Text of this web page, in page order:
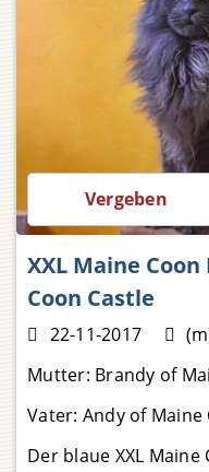
Preis auf Anfrage
Vergeben
XXL Maine
Coon Castle
22-11-2017
Mutter: Brandy of
Vater: Andy of Maine
Der blaue XXL